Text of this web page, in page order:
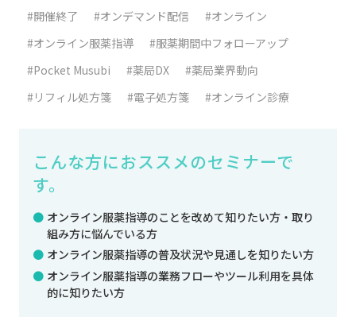
#開催終了 #オンデマンド配信
#オンライン
#オンライン服薬指導
#服薬期間中フォローアップ
#Pocket Musubi
#薬局DX
#薬局業界動向
#リフィル処方箋
#電子処方箋 #オンライン診療
こんな方におススメのセミナーで
す。
オンライン服薬指導のことを改めて知りたい方・取り
組み方に悩んでいる方
オンライン服薬指導の普及状況や見通しを知りたい方
オンライン服薬指導の業務フローやツール利用を具体
的に知りたい方